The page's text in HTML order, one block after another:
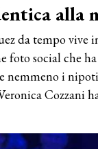
alla
da tempo vive
social che
nemmeno i
Cozzani